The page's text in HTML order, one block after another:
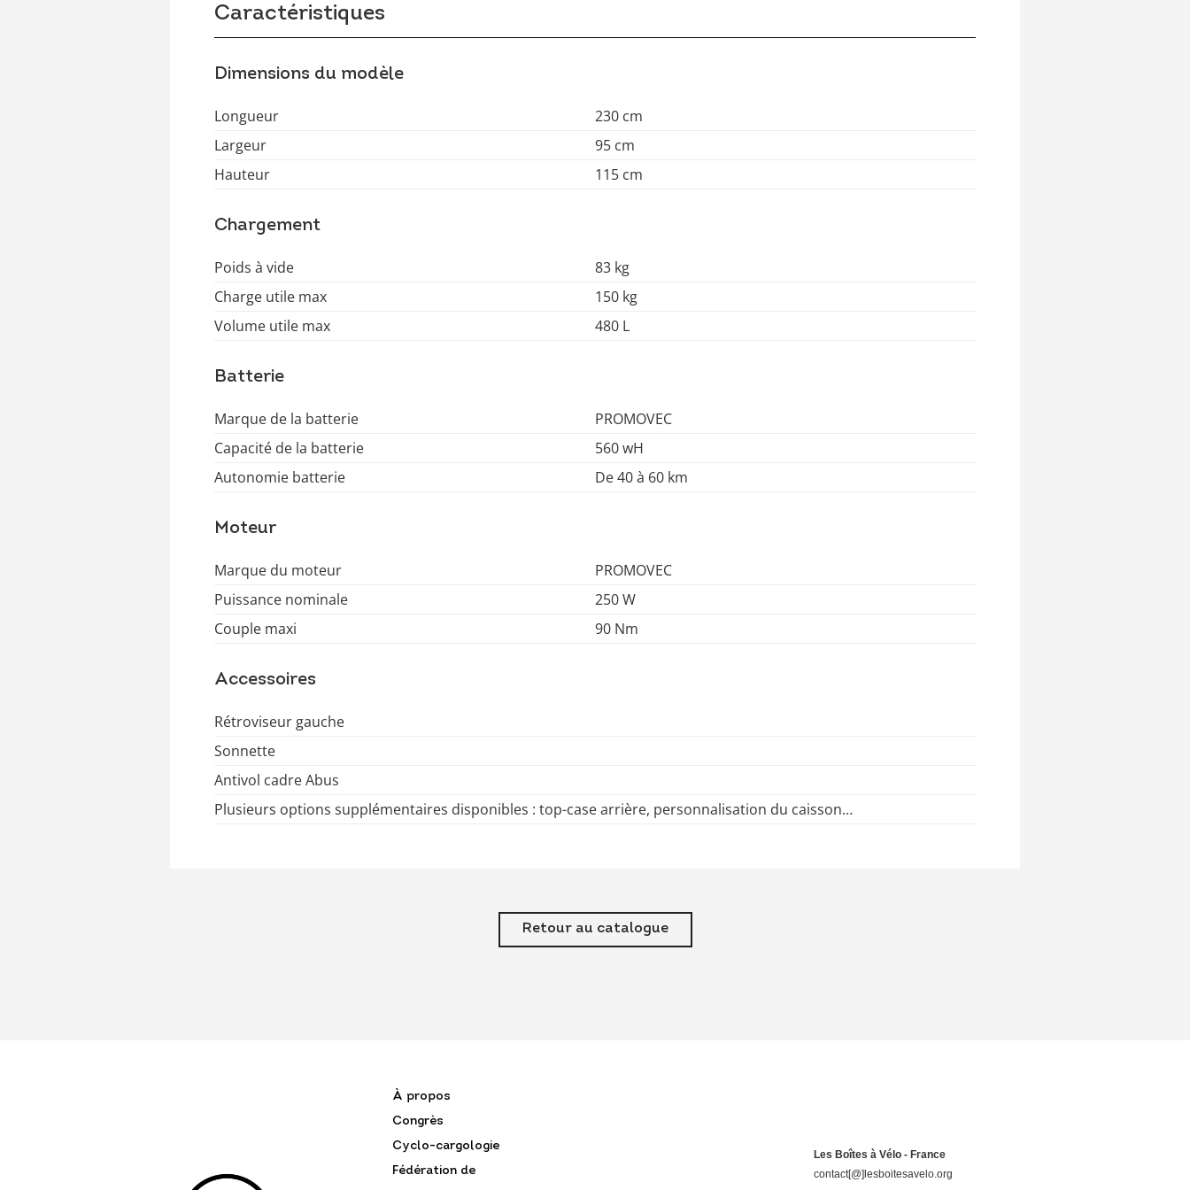
Caractéristiques
Dimensions du modèle
Longueur
230 cm
Largeur
95 cm
Hauteur
115 cm
Chargement
Poids à vide
83 kg
Charge utile max
150 kg
Volume utile max
480 L
Batterie
Marque de la batterie
PROMOVEC
Capacité de la batterie
560 wH
Autonomie batterie
De 40 à 60 km
Moteur
Marque du moteur
PROMOVEC
Puissance nominale
250 W
Couple maxi
90 Nm
Accessoires
Rétroviseur gauche
Sonnette
Antivol cadre Abus
Plusieurs options supplémentaires disponibles : top-case arrière, personnalisation du caisson…
Retour au catalogue
À propos
Congrès
Cyclo-cargologie
Fédération de
Les Boîtes à Vélo - France
contact[@]lesboitesavelo.org